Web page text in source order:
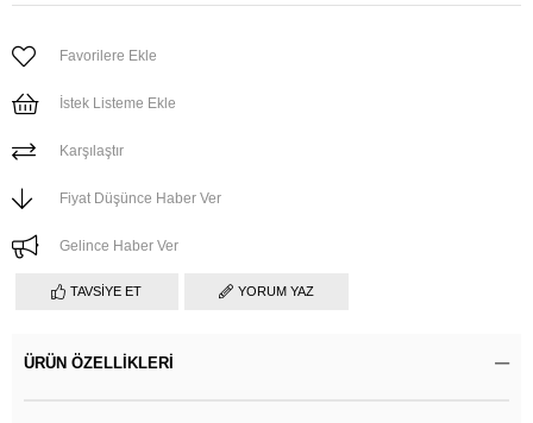
Favorilere Ekle
İstek Listeme Ekle
Karşılaştır
Fiyat Düşünce Haber Ver
Gelince Haber Ver
TAVSIYE ET YORUM YAZ
ÜRÜN ÖZELLIKLERI